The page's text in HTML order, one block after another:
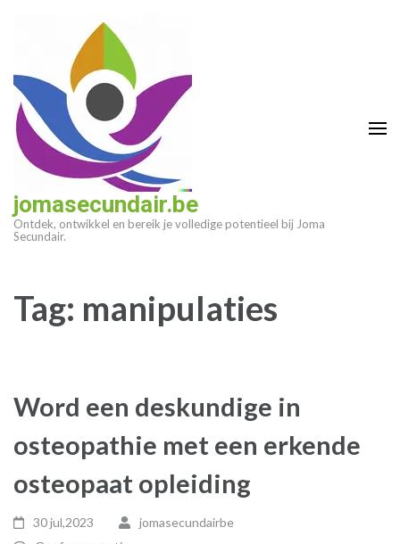
(druk
enter)
jomasecundair.be
Ontdek, ontwikkel en bereik je volledige potentieel bij Joma
Secundair.
Tag: manipulaties
Word een deskundige in
osteopathie met een erkende
osteopaat opleiding
30 jul,2023
jomasecundairbe